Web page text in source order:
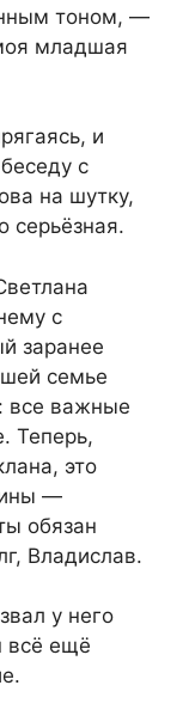
тоном, —
младшая
и
с
на шутку,
серьёзная.
с
заранее
семье
все важные
Теперь,
это
—
обязан
Владислав.
у него
всё ещё